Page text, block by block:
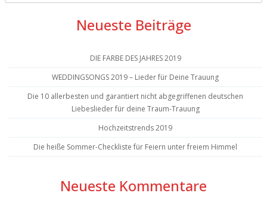
Neueste Beiträge
DIE FARBE DES JAHRES 2019
WEDDINGSONGS 2019 – Lieder für Deine Trauung
Die 10 allerbesten und garantiert nicht abgegriffenen deutschen
Liebeslieder für deine Traum-Trauung
Hochzeitstrends 2019
Die heiße Sommer-Checkliste für Feiern unter freiem Himmel
Neueste Kommentare